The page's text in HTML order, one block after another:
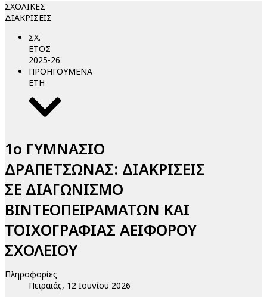
ΣΧΟΛΙΚΕΣ
ΔΙΑΚΡΙΣΕΙΣ
ΣΧ.
ΕΤΟΣ
2025-26
ΠΡΟΗΓΟΥΜΕΝΑ
ΕΤΗ
1ο ΓΥΜΝΑΣΙΟ
ΔΡΑΠΕΤΣΩΝΑΣ: ΔΙΑΚΡΙΣΕΙΣ
ΣΕ ΔΙΑΓΩΝΙΣΜΟ
ΒΙΝΤΕΟΠΕΙΡΑΜΑΤΩΝ ΚΑΙ
ΤΟΙΧΟΓΡΑΦΙΑΣ ΑΕΙΦΟΡΟΥ
ΣΧΟΛΕΙΟΥ
Πληροφορίες
Πειραιάς, 12 Ιουνίου 2026